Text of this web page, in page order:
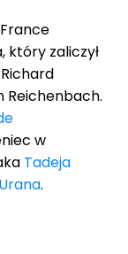
który zaliczył
Reichenbach.
w
Tadeja
.